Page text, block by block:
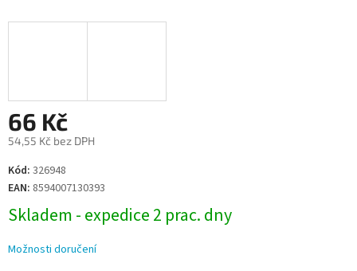
66 Kč
54,55 Kč bez DPH
Měrná
cena:
Kód: 326948
EAN: 8594007130393
Skladem - expedice 2 prac. dny
Možnosti doručení